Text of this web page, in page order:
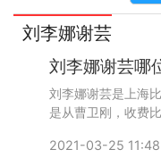
刘李娜谢芸
刘李娜谢芸哪
刘李娜谢芸是上海
是从曹卫刚，收费
wuyoubianmei或
2021-03-25